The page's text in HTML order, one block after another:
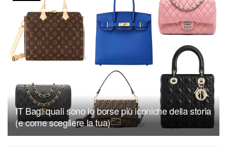
IT Bag: quali sono le borse più iconiche della storia
(e come scegliere la tua)